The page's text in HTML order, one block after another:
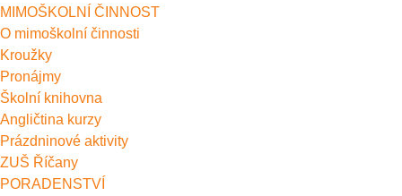
MIMOŠKOLNÍ ČINNOST
O mimoškolní činnosti
Kroužky
Pronájmy
Školní knihovna
Angličtina kurzy
Prázdninové aktivity
ZUŠ Říčany
PORADENSTVÍ